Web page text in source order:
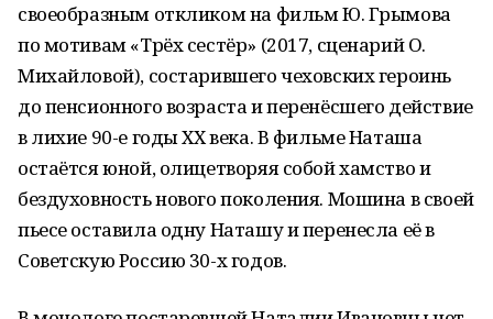
своеобразным откликом на фильм Ю. Грымова
по мотивам «Трёх сестёр» (2017, сценарий О.
Михайловой), состарившего чеховских героинь
до пенсионного возраста и перенёсшего действие
в лихие 90-е годы ХХ века. В фильме Наташа
остаётся юной, олицетворяя собой хамство и
бездуховность нового поколения. Мошина в своей
пьесе оставила одну Наташу и перенесла её в
Советскую Россию 30-х годов.